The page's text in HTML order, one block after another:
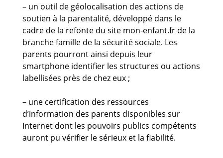
– un outil de géolocalisation des actions de
soutien à la parentalité, développé dans le
cadre de la refonte du site mon-enfant.fr de la
branche famille de la sécurité sociale. Les
parents pourront ainsi depuis leur
smartphone identifier les structures ou actions
labellisées près de chez eux ;
– une certification des ressources
d’information des parents disponibles sur
Internet dont les pouvoirs publics compétents
auront pu vérifier le sérieux et la fiabilité.